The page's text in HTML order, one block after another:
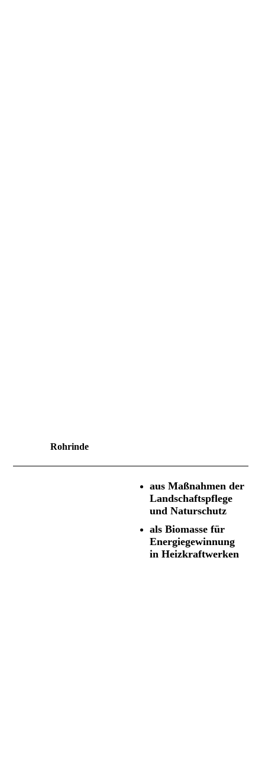
Rohrinde
aus Maßnahmen der
Landschaftspflege
und Naturschutz
als Biomasse für
Energiegewinnung
in Heizkraftwerken